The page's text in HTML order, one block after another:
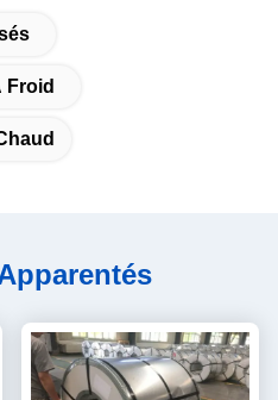
Froid